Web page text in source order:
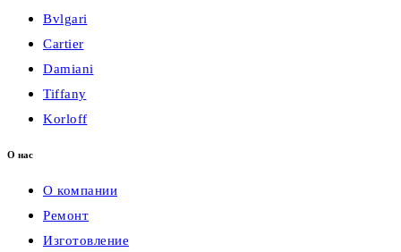
Bvlgari
Cartier
Damiani
Tiffany
Korloff
О нас
О компании
Ремонт
Изготовление